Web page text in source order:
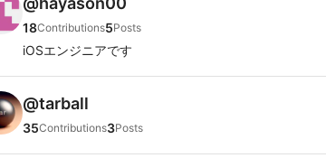
18Contributions5Posts
iOSエンジニアです
@tarball
35Contributions3Posts